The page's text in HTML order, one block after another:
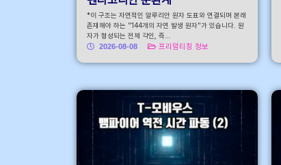
*이 구조는 자연적인 알루리안 원자 도표와 연결되며 본래
존재해야 하는 "144개의 자연 발생 원자"가 있습니다. 원
자가 형성되는 전체 각인, 즉...
2026-08-08
프리덤티칭 정보